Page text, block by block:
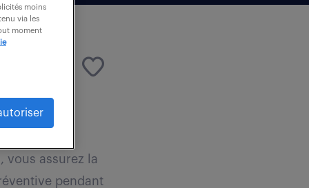
vous assurez la
pendant
moins
via les
moment